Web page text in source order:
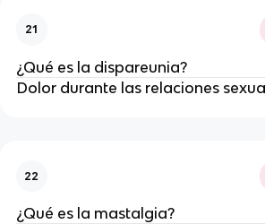
21
¿Qué es la dispareunia?
Dolor durante las relaciones
22
¿Qué es la mastalgia?